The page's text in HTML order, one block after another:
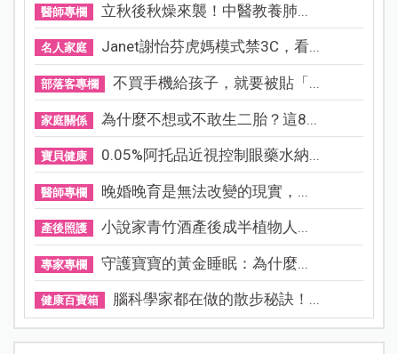
醫師專欄 立秋後秋燥來襲！中醫教養肺...
名人家庭 Janet謝怡芬虎媽模式禁3C，看...
部落客專欄 不買手機給孩子，就要被貼「...
家庭關係 為什麼不想或不敢生二胎？這8...
寶貝健康 0.05%阿托品近視控制眼藥水納...
醫師專欄 晚婚晚育是無法改變的現實，...
產後照護 小說家青竹酒產後成半植物人...
專家專欄 守護寶寶的黃金睡眠：為什麼...
健康百寶箱 腦科學家都在做的散步秘訣！...